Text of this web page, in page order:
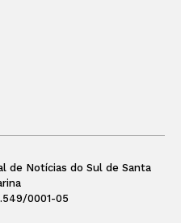
de Notícias do Sul de Santa
0001-05